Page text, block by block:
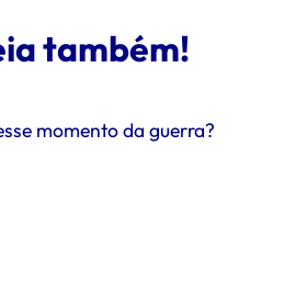
também!
momento da guerra?